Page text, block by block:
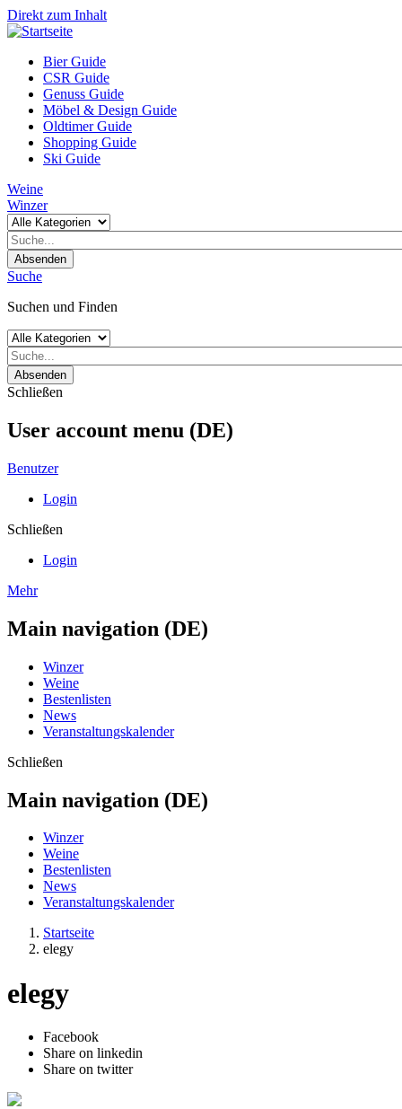
Direkt zum Inhalt
Bier Guide
CSR Guide
Genuss Guide
Möbel & Design Guide
Oldtimer Guide
Shopping Guide
Ski Guide
Weine
Winzer
Absenden
Suche
Suchen und Finden
Absenden
Schließen
User account menu (DE)
Benutzer
Login
Schließen
Login
Mehr
Main navigation (DE)
Winzer
Weine
Bestenlisten
News
Veranstaltungskalender
Schließen
Main navigation (DE)
Winzer
Weine
Bestenlisten
News
Veranstaltungskalender
Startseite
elegy
elegy
Facebook
Share on linkedin
Share on twitter